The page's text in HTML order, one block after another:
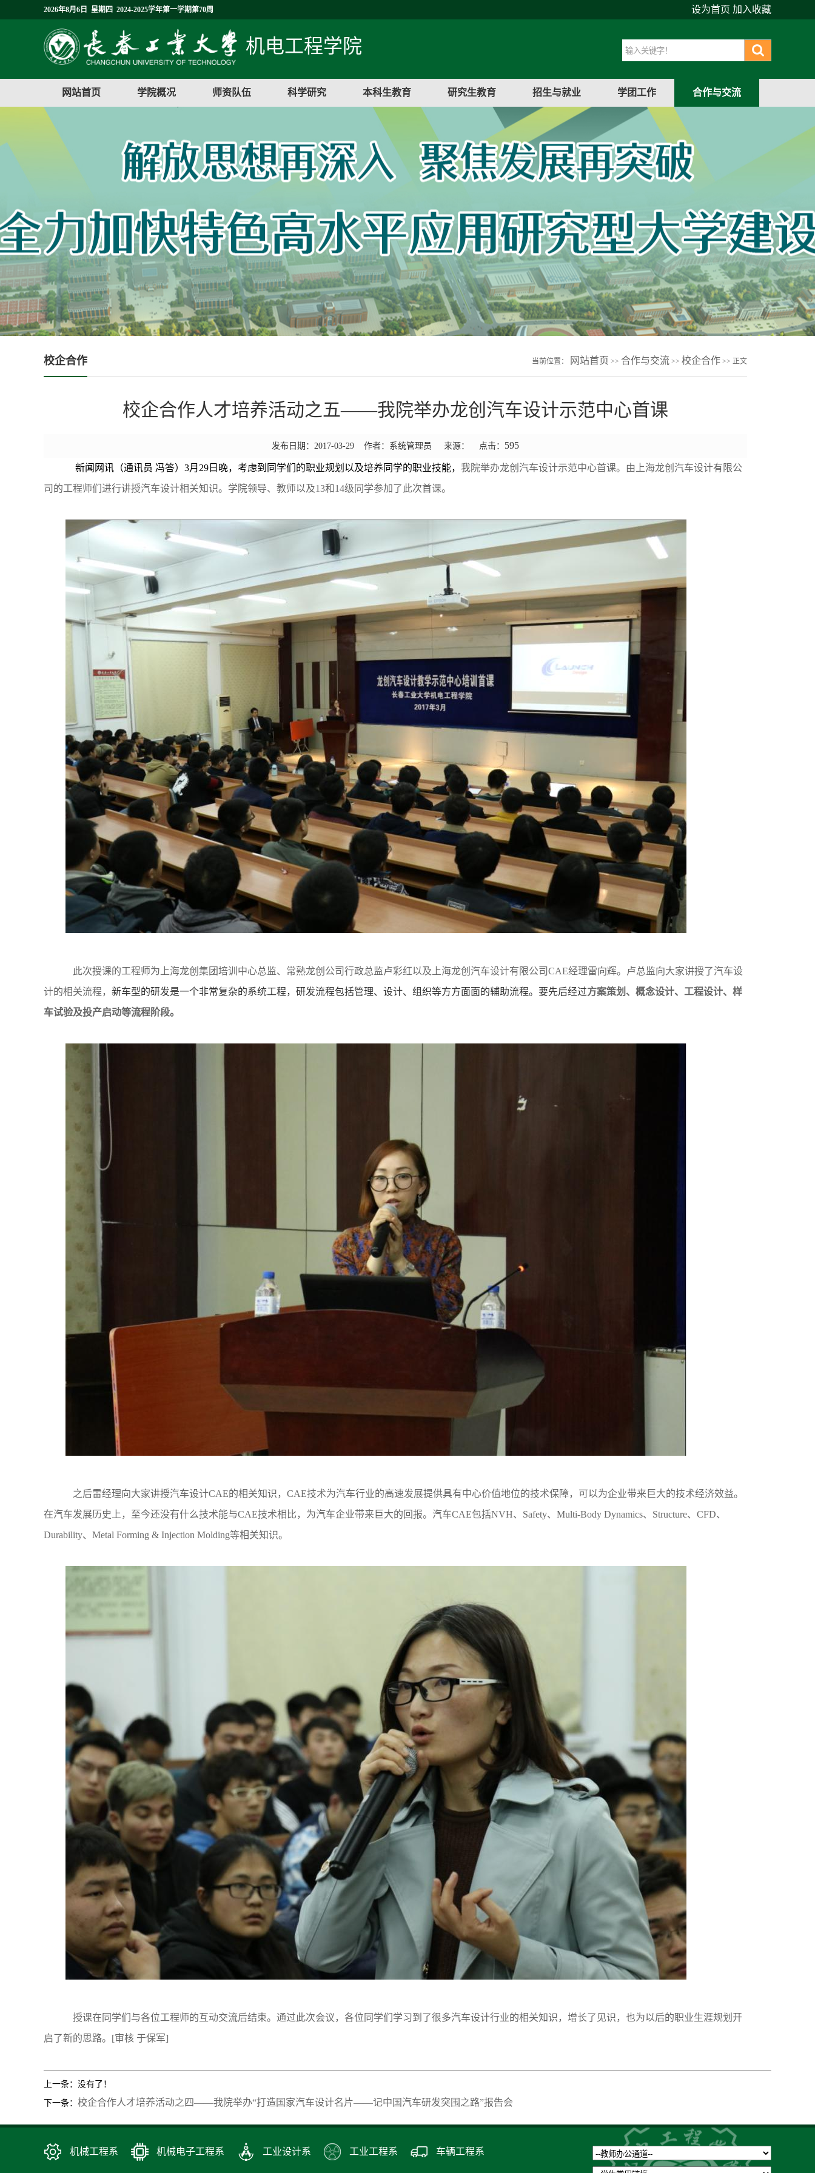
2026年8月6日 星期四 2024-2025学年第一学期第70周 设为首页 加入收藏
机电工程学院
网站首页 学院概况 师资队伍 科学研究 本科生教育 研究生教育 招生与就业 学团工作 合作与交流
校企合作 当前位置： 网站首页 >> 合作与交流 >> 校企合作 >> 正文
校企合作人才培养活动之五――我院举办龙创汽车设计示范中心首课
发布日期：2017-03-29 作者：系统管理员 来源： 点击： 595
新闻网讯（通讯员 冯答） 3月29日晚，考虑到同学们的职业规划以及培养同学的职业技能， 我院举办龙创汽车设计示范中心首课。由上海龙创汽车设计有限公
司的工程师们进行讲授汽车设计相关知识。学院领导、教师以及13和14级同学参加了此次首课。
此次授课的工程师为上海龙创集团培训中心总监、常熟龙创公司行政总监卢彩红以及上海龙创汽车设计有限公司CAE经理雷向辉。卢总监向大家讲授了汽车设
计的相关流程， 新车型的研发是一个非常复杂的系统工程，研发流程包括管理、设计、组织等方方面面的辅助流程。要先后经过方案策划、概念设计、工程设计、样
车试验及投产启动等流程阶段。
之后雷经理向大家讲授汽车设计CAE的相关知识， CAE技术为汽车行业的高速发展提供具有中心价值地位的技术保障，可以为企业带来巨大的技术经济效益。
在汽车发展历史上，至今还没有什么技术能与CAE技术相比，为汽车企业带来巨大的回报。汽车CAE包括NVH、Safety、Multi-Body Dynamics、Structure、CFD、
Durability、Metal Forming & Injection Molding等相关知识。
授课在同学们与各位工程师的互动交流后结束。通过此次会议，各位同学们学习到了很多汽车设计行业的相关知识，增长了见识，也为以后的职业生涯规划开
启了新的思路。 [审核 于保军]
上一条：没有了！
下一条： 校企合作人才培养活动之四――我院举办“打造国家汽车设计名片――记中国汽车研发突围之路”报告会
机械工程系 机械电子工程系 工业设计系 工业工程系 车辆工程系